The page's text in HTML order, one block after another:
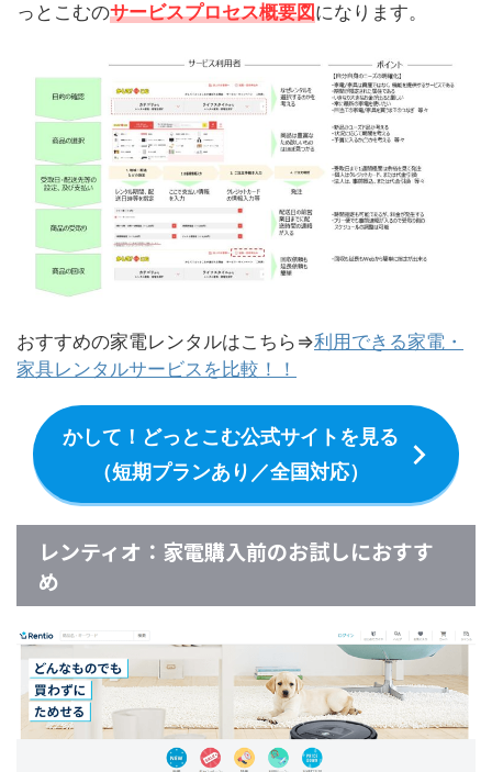
っとこむのサービスプロセス概要図になります。
おすすめの家電レンタルはこちら⇒利用できる家電・
家具レンタルサービスを比較！！
かして！どっとこむ公式サイトを見る
（短期プランあり／全国対応）
レンティオ：家電購入前のお試しにおすす
め